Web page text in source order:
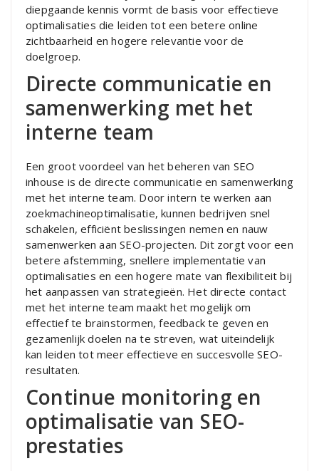
diepgaande kennis vormt de basis voor effectieve
optimalisaties die leiden tot een betere online
zichtbaarheid en hogere relevantie voor de
doelgroep.
Directe communicatie en
samenwerking met het
interne team
Een groot voordeel van het beheren van SEO
inhouse is de directe communicatie en samenwerking
met het interne team. Door intern te werken aan
zoekmachineoptimalisatie, kunnen bedrijven snel
schakelen, efficiënt beslissingen nemen en nauw
samenwerken aan SEO-projecten. Dit zorgt voor een
betere afstemming, snellere implementatie van
optimalisaties en een hogere mate van flexibiliteit bij
het aanpassen van strategieën. Het directe contact
met het interne team maakt het mogelijk om
effectief te brainstormen, feedback te geven en
gezamenlijk doelen na te streven, wat uiteindelijk
kan leiden tot meer effectieve en succesvolle SEO-
resultaten.
Continue monitoring en
optimalisatie van SEO-
prestaties